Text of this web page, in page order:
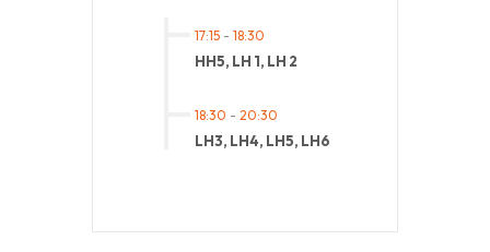
17:15 - 18:30
HH5, LH 1, LH 2
18:30 - 20:30
LH3, LH4, LH5, LH6